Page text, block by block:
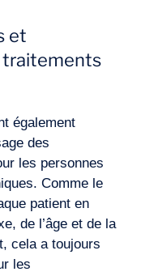
et
traitements
également
des
les personnes
Comme le
patient en
de l’âge et de la
cela a toujours
les